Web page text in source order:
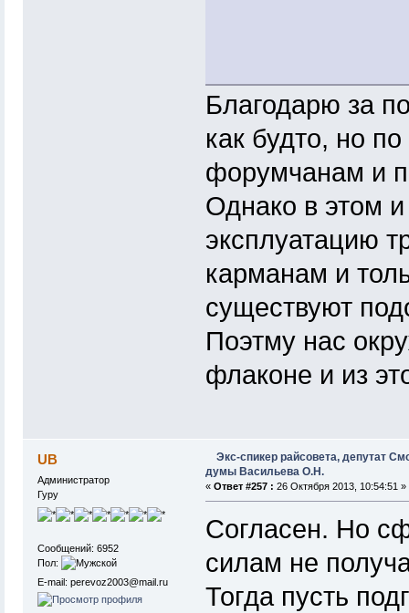
Благодарю за
как будто, но
форумчанам и
Однако в этом и
эксплуатацию
карманам и
существуют
Поэтму нас
флаконе и из
UB
Администратор
Гуру
Сообщений: 6952
Пол:
E-mail: perevoz2003@mail.ru
Экс-спикер райсовета, депутат
думы Васильева О.Н.
« Ответ #257 : 26 Октября 2013, 10:54:51 »
Согласен. Но
силам не
Тогда пусть